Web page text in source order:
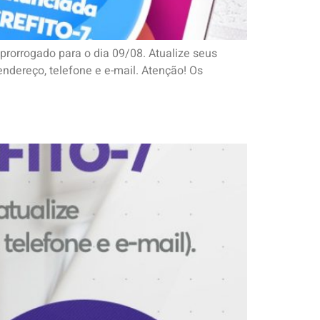
para o dia 09/08. Atualize seus
telefone e e-mail. Atenção! Os